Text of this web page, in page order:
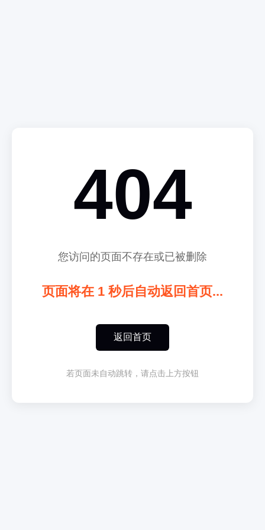
404
您访问的页面不存在或已被删除
页面将在 1 秒后自动返回首页...
返回首页
若页面未自动跳转，请点击上方按钮